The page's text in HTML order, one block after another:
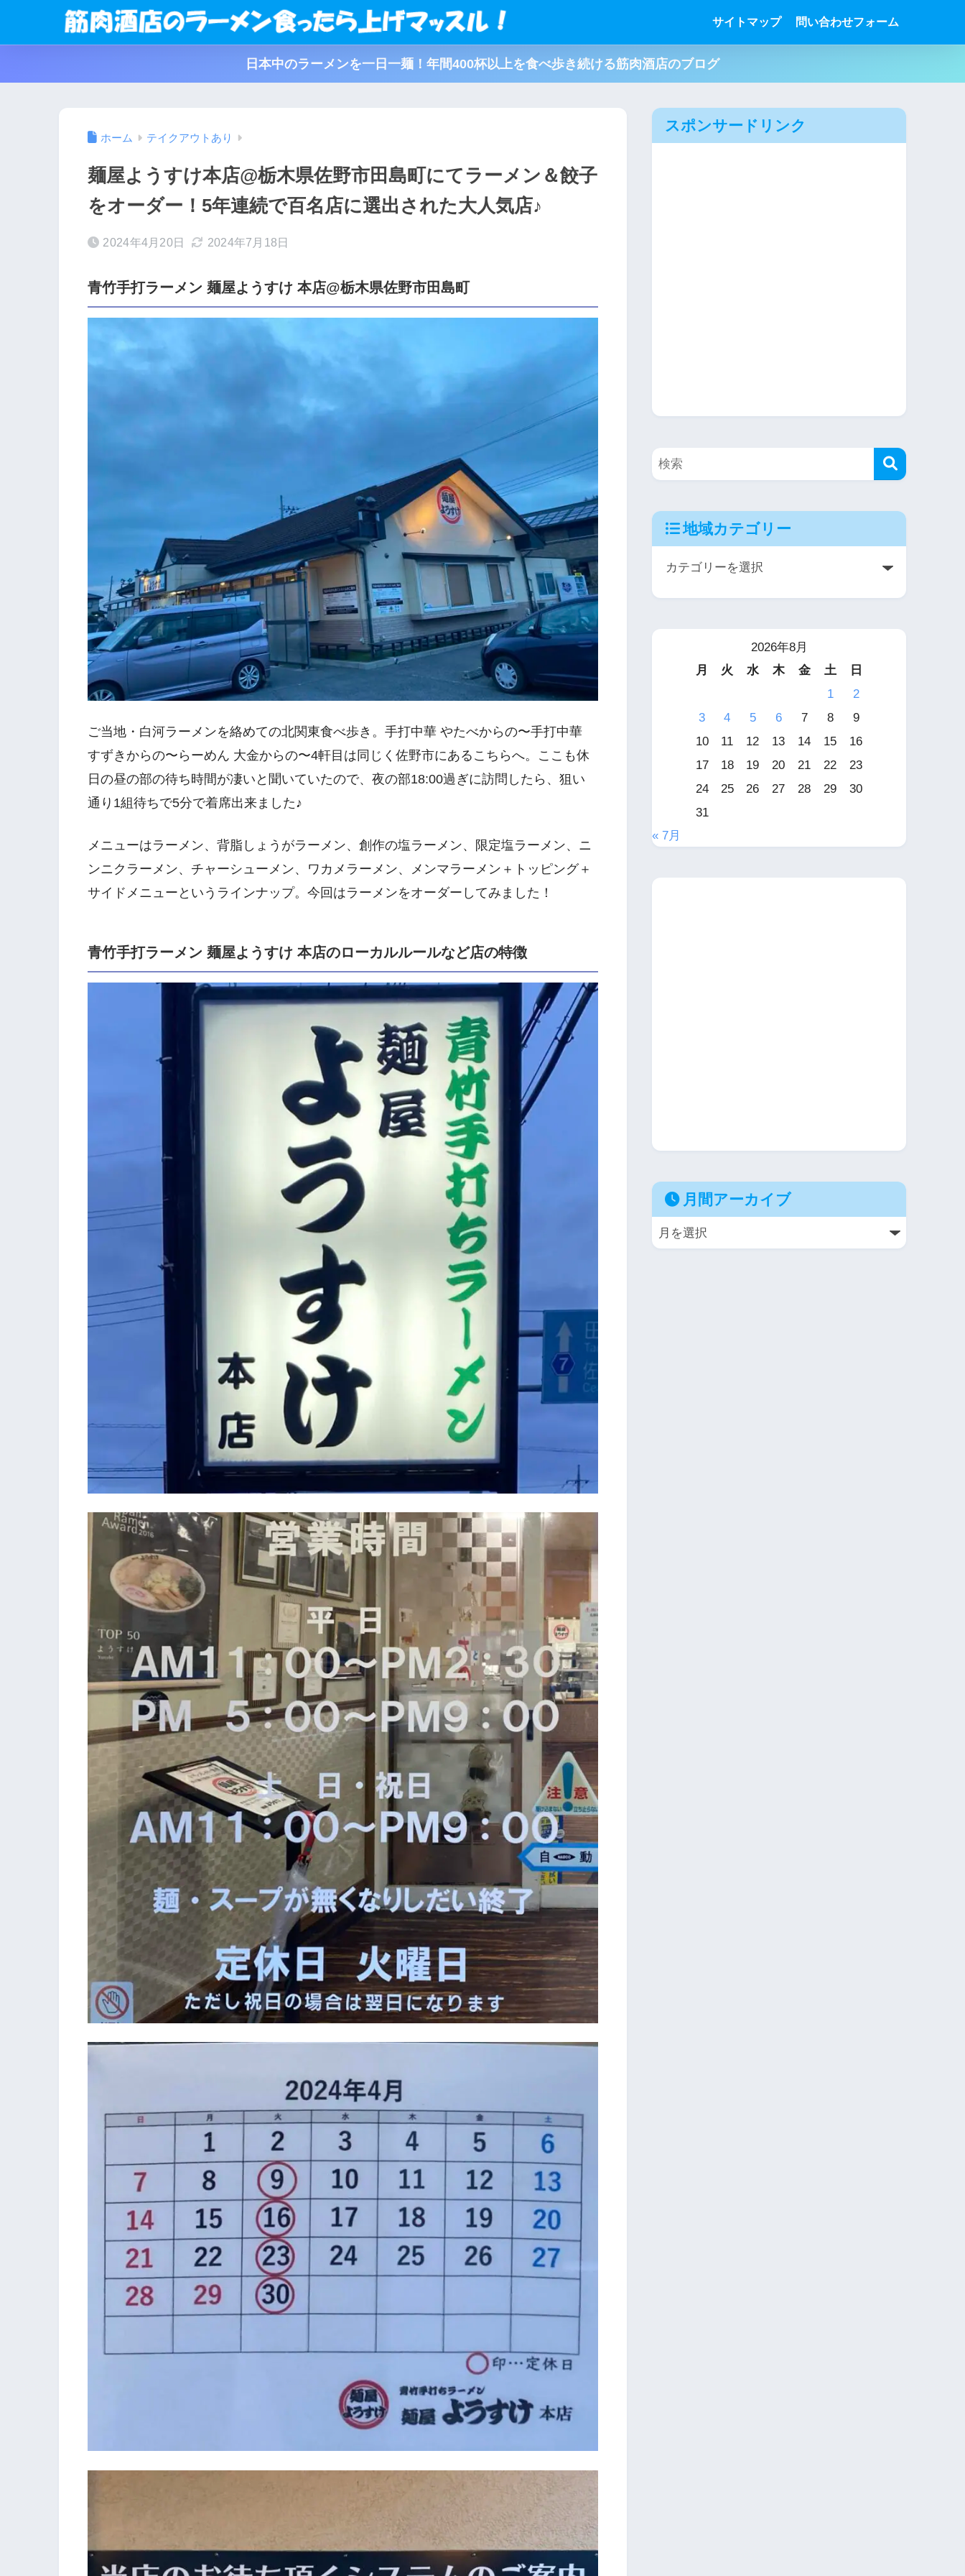
サイトマップ 問い合わせフォーム
日本中のラーメンを一日一麺！年間400杯以上を食べ歩き続ける筋肉酒店のブログ
ホーム テイクアウトあり
麺屋ようすけ本店@栃木県佐野市田島町にてラーメン＆餃子
をオーダー！5年連続で百名店に選出された大人気店♪
2024年4月20日 2024年7月18日
青竹手打ラーメン 麺屋ようすけ 本店@栃木県佐野市田島町
ご当地・白河ラーメンを絡めての北関東食べ歩き。手打中華 やたべからの〜手打中華
すずきからの〜らーめん 大金からの〜4軒目は同じく佐野市にあるこちらへ。ここも休
日の昼の部の待ち時間が凄いと聞いていたので、夜の部18:00過ぎに訪問したら、狙い
通り1組待ちで5分で着席出来ました♪
メニューはラーメン、背脂しょうがラーメン、創作の塩ラーメン、限定塩ラーメン、ニ
ンニクラーメン、チャーシューメン、ワカメラーメン、メンマラーメン＋トッピング＋
サイドメニューというラインナップ。今回はラーメンをオーダーしてみました！
青竹手打ラーメン 麺屋ようすけ 本店のローカルルールなど店の特徴
スポンサードリンク
地域カテゴリー
2026年8月
月
火 水 木 金 土
日
1
2
3
4 5 6 7 8
9
10
11 12 13 14 15
16
17
18 19 20 21 22
23
24
25 26 27 28 29
30
31
« 7月
月間アーカイブ